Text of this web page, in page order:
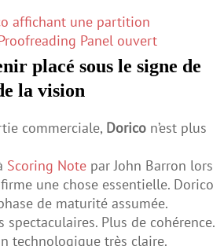
placé sous le signe de
la vision
commerciale, Dorico n’est plus
Scoring Note par John Barron lors
une chose essentielle. Dorico
de maturité assumée.
spectaculaires. Plus de cohérence.
technologique très claire.